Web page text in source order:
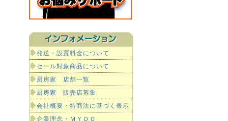
発送・設置料金について
セール対象商品について
厨房家 店舗一覧
厨房家 販売店募集
会社概要・特商法に基づく表示
企業理念・ＭＹＤＯ